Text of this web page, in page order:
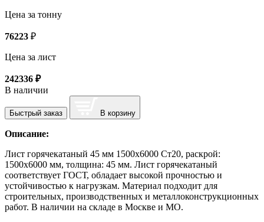
Цена за тонну
76223 ₽
Цена за лист
242336 ₽
В наличии
Быстрый заказ В корзину
Описание:
Лист горячекатаный 45 мм 1500х6000 Ст20, раскрой:
1500х6000 мм, толщина: 45 мм. Лист горячекатаный
соответствует ГОСТ, обладает высокой прочностью и
устойчивостью к нагрузкам. Материал подходит для
строительных, производственных и металлоконструкционных
работ. В наличии на складе в Москве и МО.